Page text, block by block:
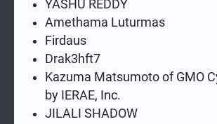
YASHU REDDY
Amethama Luturmas
Firdaus
Drak3hft7
Kazuma Matsumoto of GMO
by IERAE, Inc.
JILALI SHADOW